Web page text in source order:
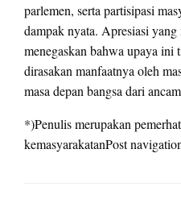
parlemen, serta partisipasi
dampak nyata. Apresiasi
menegaskan bahwa upaya ini
dirasakan manfaatnya oleh
masa depan bangsa dari
*)Penulis merupakan
kemasyarakatanPost